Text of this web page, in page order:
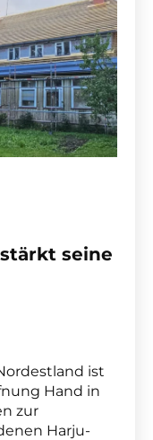
seine
ist
Hand in
zur
Harju-